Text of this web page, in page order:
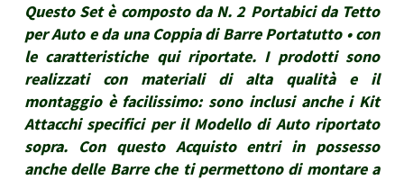
Questo Set è composto da N. 2 Portabici da Tetto
per Auto e da una Coppia di Barre Portatutto • con
le caratteristiche qui riportate. I prodotti sono
realizzati con materiali di alta qualità e il
montaggio è facilissimo: sono inclusi anche i Kit
Attacchi specifici per il Modello di Auto riportato
sopra. Con questo Acquisto entri in possesso
anche delle Barre che ti permettono di montare a